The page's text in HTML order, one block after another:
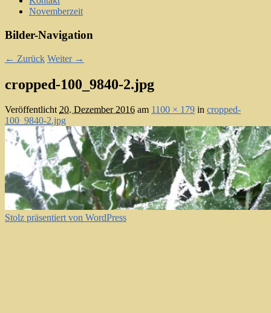
Novemberzeit
Bilder-Navigation
← Zurück Weiter →
cropped-100_9840-2.jpg
Veröffentlicht20. Dezember 2016 am 1100 × 179 in cropped-
100_9840-2.jpg
Stolz präsentiert von WordPress